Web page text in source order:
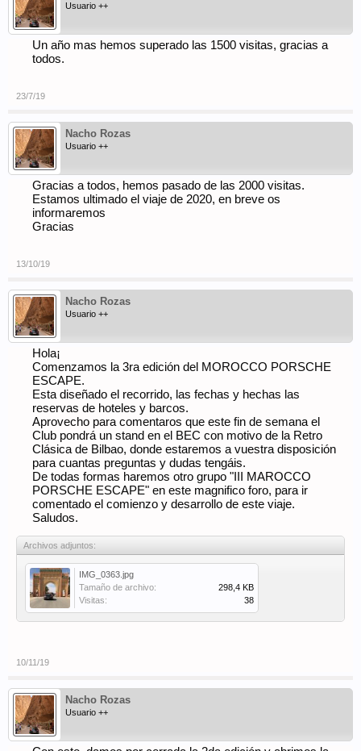
Usuario ++
Un año mas hemos superado las 1500 visitas, gracias a
todos.
23/7/19
Nacho Rozas
Usuario ++
Gracias a todos, hemos pasado de las 2000 visitas.
Estamos ultimado el viaje de 2020, en breve os
informaremos
Gracias
13/10/19
Nacho Rozas
Usuario ++
Hola¡
Comenzamos la 3ra edición del MOROCCO PORSCHE
ESCAPE.
Esta diseñado el recorrido, las fechas y hechas las
reservas de hoteles y barcos.
Aprovecho para comentaros que este fin de semana el
Club pondrá un stand en el BEC con motivo de la Retro
Clásica de Bilbao, donde estaremos a vuestra disposición
para cuantas preguntas y dudas tengáis.
De todas formas haremos otro grupo "III MAROCCO
PORSCHE ESCAPE" en este magnifico foro, para ir
comentado el comienzo y desarrollo de este viaje.
Saludos.
Archivos adjuntos:
IMG_0363.jpg
Tamaño de archivo:
298,4 KB
Visitas:
38
10/11/19
Nacho Rozas
Usuario ++